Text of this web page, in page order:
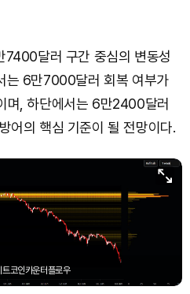
달러 구간 중심의 변동성
는 6만7000달러 회복 여부가
며, 하단에서는 6만2400달러
어의 핵심 기준이 될 전망이다.
코인카운터플로우